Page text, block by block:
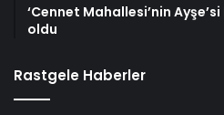
‘Cennet Mahallesi’nin
oldu
Rastgele Haberler